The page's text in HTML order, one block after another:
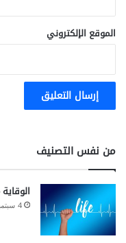
الموقع الإلكتروني
من نفس التصنيف
4 سبتمبر 2022